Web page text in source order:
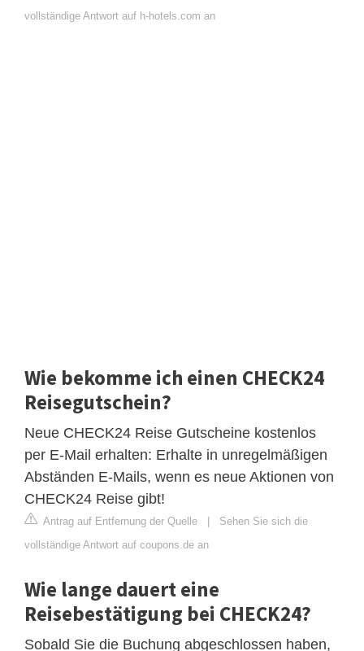
vollständige Antwort auf h-hotels.com an
Wie bekomme ich einen CHECK24
Reisegutschein?
Neue CHECK24 Reise Gutscheine kostenlos
per E-Mail erhalten: Erhalte in unregelmäßigen
Abständen E-Mails, wenn es neue Aktionen von
CHECK24 Reise gibt!
Antrag auf Entfernung der Quelle
Sehen Sie sich die
vollständige Antwort auf coupons.de an
Wie lange dauert eine
Reisebestätigung bei CHECK24?
Sobald Sie die Buchung abgeschlossen haben,